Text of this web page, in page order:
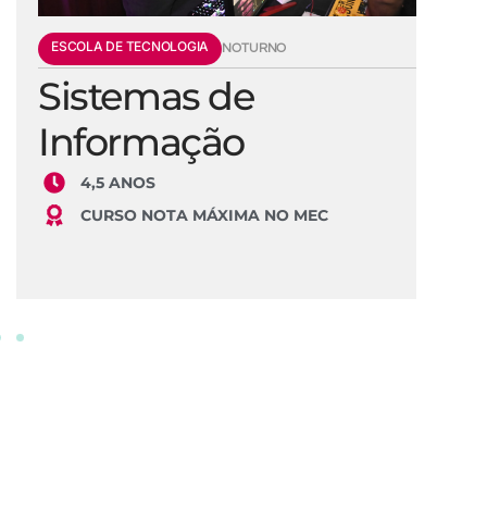
DE TECNOLOGIA NOTURNO
de
4,5 ANOS
CURSO NOTA MÁXIMA NO MEC